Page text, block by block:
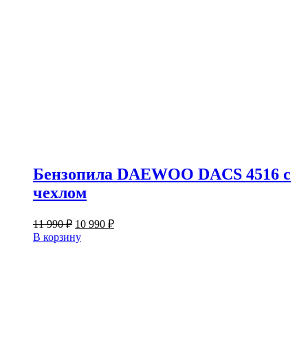
Бензопила DAEWOO DACS 4516 с
чехлом
11 990₽ Первоначальная
цена
составляла
10 990 ₽Текущая
В корзину